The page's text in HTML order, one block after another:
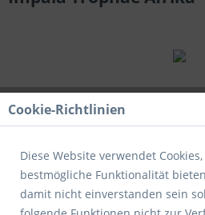
Cookie-Richtlinien
Diese Website verwendet
bestmögliche Funktionalität
damit nicht einverstanden sein